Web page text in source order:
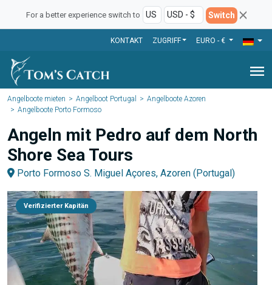
For a better experience switch to Switch
KONTAKT ZUGRIFF EURO - €
menu
Angelboote mieten Angelboot Portugal
Angelboote Azoren
Angelboote Porto Formoso
Angeln mit Pedro auf dem North
Shore Sea Tours
Porto Formoso S. Miguel Açores, Azoren (Portugal)
Verifizierter Kapitän